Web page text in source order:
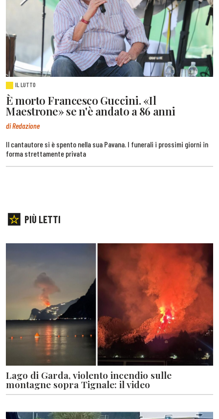
IL LUTTO
È morto Francesco Guccini. «Il
Maestrone» se n'è andato a 86 anni
di Redazione
Il cantautore si è spento nella sua Pavana. I funerali i prossimi giorni in
forma strettamente privata
PIÙ LETTI
Lago di Garda, violento incendio sulle
montagne sopra Tignale: il video